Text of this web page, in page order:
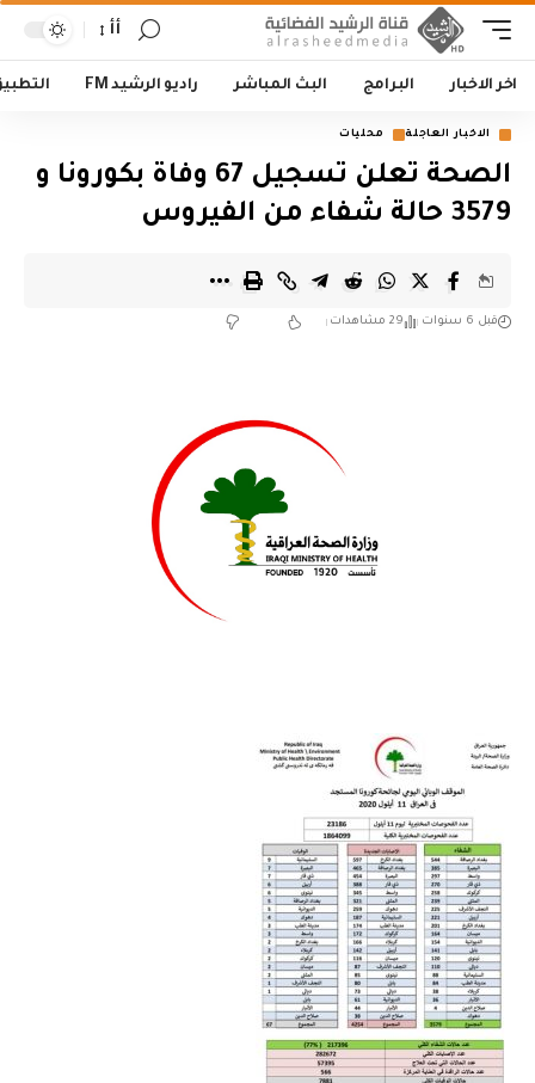
أأ
اخر الاخبار البرامج البث المباشر راديو الرشيد FM
الاخبار العاجلة محليات
الصحة تعلن تسجيل 67 وفاة بكورونا و
3579 حالة شفاء من الفيروس
قبل 6 سنوات 29 مشاهدات